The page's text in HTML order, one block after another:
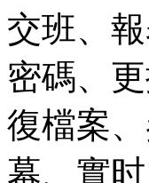
交班、
密碼、
復檔案
幕、實